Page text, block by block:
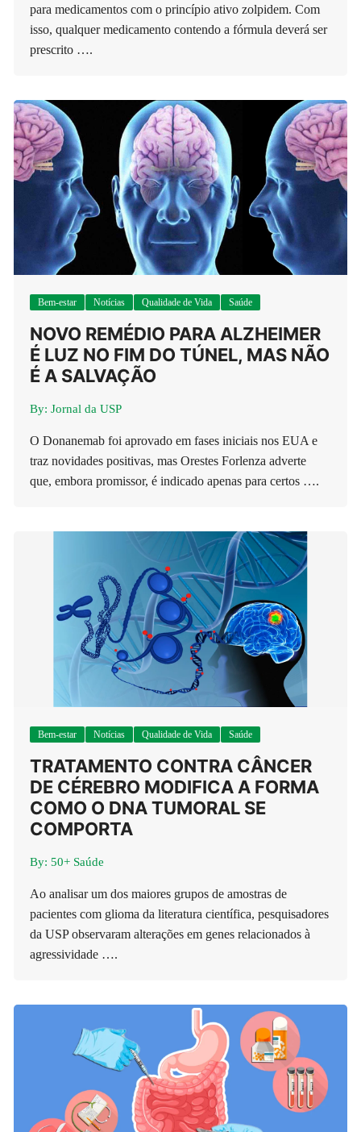
para medicamentos com o princípio ativo zolpidem. Com
isso, qualquer medicamento contendo a fórmula deverá ser
prescrito ….
Bem-estar Notícias Qualidade de Vida Saúde
NOVO REMÉDIO PARA ALZHEIMER
É LUZ NO FIM DO TÚNEL, MAS NÃO
É A SALVAÇÃO
By: Jornal da USP
O Donanemab foi aprovado em fases iniciais nos EUA e
traz novidades positivas, mas Orestes Forlenza adverte
que, embora promissor, é indicado apenas para certos ….
Bem-estar Notícias Qualidade de Vida Saúde
TRATAMENTO CONTRA CÂNCER
DE CÉREBRO MODIFICA A FORMA
COMO O DNA TUMORAL SE
COMPORTA
By: 50+ Saúde
Ao analisar um dos maiores grupos de amostras de
pacientes com glioma da literatura científica, pesquisadores
da USP observaram alterações em genes relacionados à
agressividade ….